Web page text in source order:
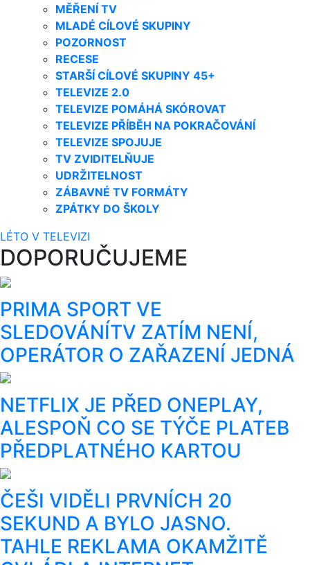
MĚŘENÍ TV
MLADÉ CÍLOVÉ SKUPINY
POZORNOST
RECESE
STARŠÍ CÍLOVÉ SKUPINY 45+
TELEVIZE 2.0
TELEVIZE POMÁHÁ SKÓROVAT
TELEVIZE PŘÍBĚH NA POKRAČOVÁNÍ
TELEVIZE SPOJUJE
TV ZVIDITELŇUJE
UDRŽITELNOST
ZÁBAVNÉ TV FORMÁTY
ZPÁTKY DO ŠKOLY
LÉTO V TELEVIZI
DOPORUČUJEME
PRIMA SPORT VE
SLEDOVÁNÍTV ZATÍM NENÍ,
OPERÁTOR O ZAŘAZENÍ JEDNÁ
NETFLIX JE PŘED ONEPLAY,
ALESPOŇ CO SE TÝČE PLATEB
PŘEDPLATNÉHO KARTOU
ČEŠI VIDĚLI PRVNÍCH 20
SEKUND A BYLO JASNO.
TAHLE REKLAMA OKAMŽITĚ